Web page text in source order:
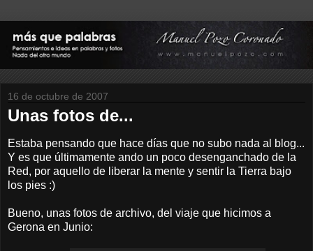
16 de octubre de 2007
Unas fotos de...
Estaba pensando que hace días que no subo nada al blog...
Y es que últimamente ando un poco desenganchado de la
Red, por aquello de liberar la mente y sentir la Tierra bajo
los pies :)
Bueno, unas fotos de archivo, del viaje que hicimos a
Gerona en Junio: